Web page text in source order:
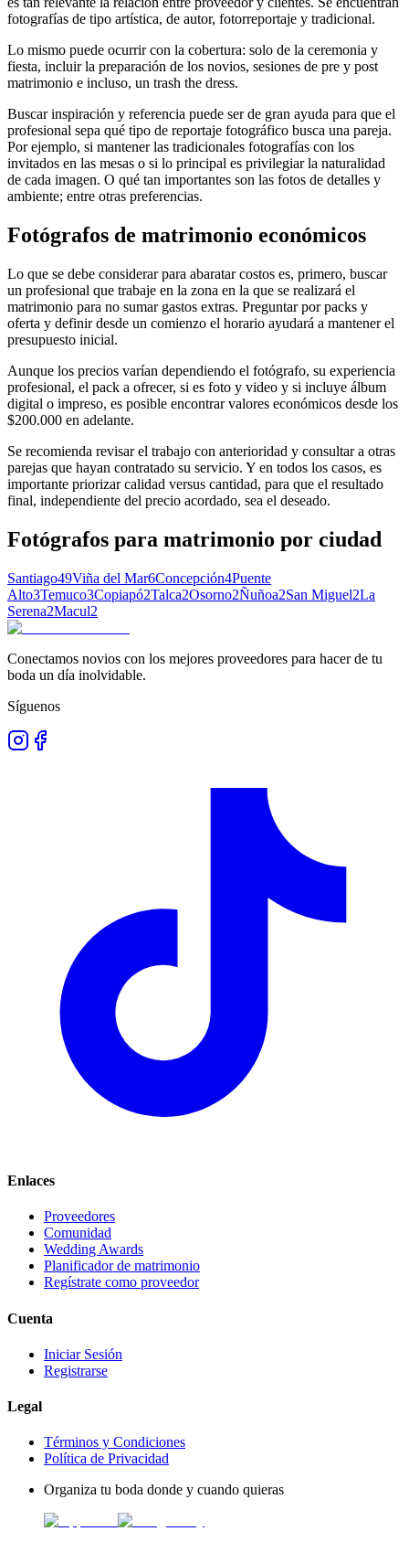
fotografías de tipo artística, de autor, fotorreportaje y tradicional.
Lo mismo puede ocurrir con la cobertura: solo de la ceremonia y
fiesta, incluir la preparación de los novios, sesiones de pre y post
matrimonio e incluso, un trash the dress.
Buscar inspiración y referencia puede ser de gran ayuda para que el
profesional sepa qué tipo de reportaje fotográfico busca una pareja.
Por ejemplo, si mantener las tradicionales fotografías con los
invitados en las mesas o si lo principal es privilegiar la naturalidad
de cada imagen. O qué tan importantes son las fotos de detalles y
ambiente; entre otras preferencias.
Fotógrafos de matrimonio económicos
Lo que se debe considerar para abaratar costos es, primero, buscar
un profesional que trabaje en la zona en la que se realizará el
matrimonio para no sumar gastos extras. Preguntar por packs y
oferta y definir desde un comienzo el horario ayudará a mantener el
presupuesto inicial.
Aunque los precios varían dependiendo el fotógrafo, su experiencia
profesional, el pack a ofrecer, si es foto y video y si incluye álbum
digital o impreso, es posible encontrar valores económicos desde los
$200.000 en adelante.
Se recomienda revisar el trabajo con anterioridad y consultar a otras
parejas que hayan contratado su servicio. Y en todos los casos, es
importante priorizar calidad versus cantidad, para que el resultado
final, independiente del precio acordado, sea el deseado.
Fotógrafos para matrimonio por ciudad
Santiago49Viña del Mar6Concepción4Puente
Alto3Temuco3Copiapó2Talca2Osorno2Ñuñoa2San Miguel2La
Serena2Macul2
Conectamos novios con los mejores proveedores para hacer de tu
boda un día inolvidable.
Síguenos
Enlaces
Proveedores
Comunidad
Wedding Awards
Planificador de matrimonio
Regístrate como proveedor
Cuenta
Iniciar Sesión
Registrarse
Legal
Términos y Condiciones
Política de Privacidad
Organiza tu boda donde y cuando quieras